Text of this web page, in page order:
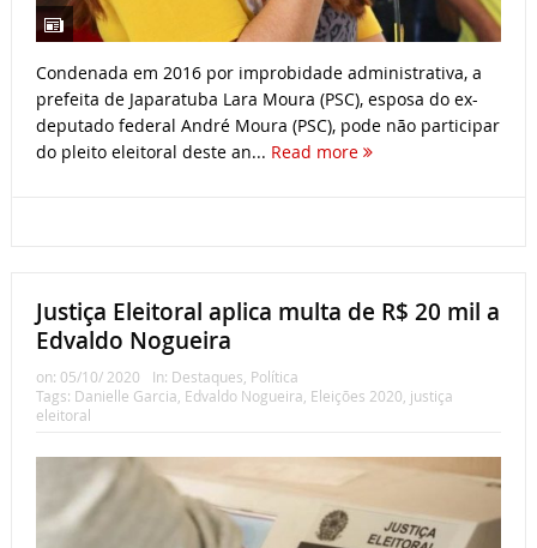
Condenada em 2016 por improbidade administrativa, a
prefeita de Japaratuba Lara Moura (PSC), esposa do ex-
deputado federal André Moura (PSC), pode não participar
do pleito eleitoral deste an... Read more
Justiça Eleitoral aplica multa de R$ 20 mil a
Edvaldo Nogueira
on: 05/10/ 2020 In: Destaques, Política
Tags: Danielle Garcia, Edvaldo Nogueira, Eleições 2020, justiça
eleitoral